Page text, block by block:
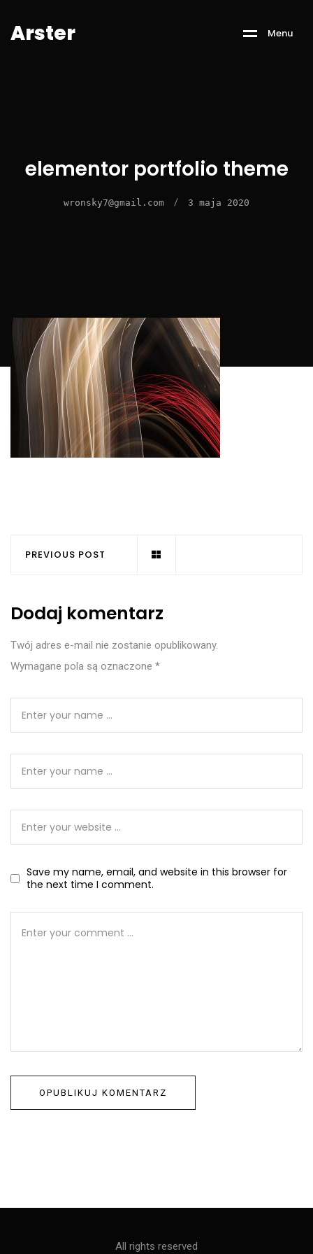
Arster Menu
elementor portfolio theme
wronsky7@gmail.com / 3 maja 2020
PREVIOUS POST
Dodaj komentarz
Twój adres e-mail nie zostanie opublikowany.
Wymagane pola są oznaczone *
Save my name, email, and website in this browser for
the next time I comment.
All rights reserved